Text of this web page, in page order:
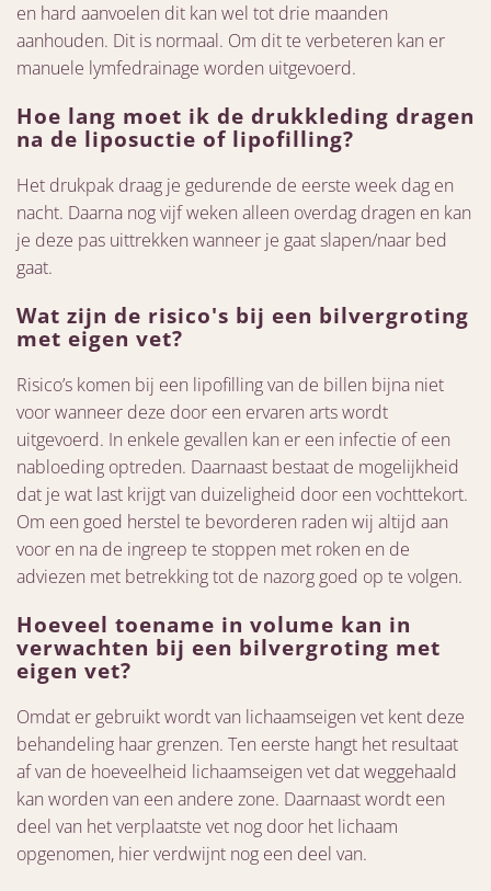
en hard aanvoelen dit kan wel tot drie maanden
aanhouden. Dit is normaal. Om dit te verbeteren kan er
manuele lymfedrainage worden uitgevoerd.
Hoe lang moet ik de drukkleding dragen
na de liposuctie of lipofilling?
Het drukpak draag je gedurende de eerste week dag en
nacht. Daarna nog vijf weken alleen overdag dragen en kan
je deze pas uittrekken wanneer je gaat slapen/naar bed
gaat.
Wat zijn de risico's bij een bilvergroting
met eigen vet?
Risico’s komen bij een lipofilling van de billen bijna niet
voor wanneer deze door een ervaren arts wordt
uitgevoerd. In enkele gevallen kan er een infectie of een
nabloeding optreden. Daarnaast bestaat de mogelijkheid
dat je wat last krijgt van duizeligheid door een vochttekort.
Om een goed herstel te bevorderen raden wij altijd aan
voor en na de ingreep te stoppen met roken en de
adviezen met betrekking tot de nazorg goed op te volgen.
Hoeveel toename in volume kan in
verwachten bij een bilvergroting met
eigen vet?
Omdat er gebruikt wordt van lichaamseigen vet kent deze
behandeling haar grenzen. Ten eerste hangt het resultaat
af van de hoeveelheid lichaamseigen vet dat weggehaald
kan worden van een andere zone. Daarnaast wordt een
deel van het verplaatste vet nog door het lichaam
opgenomen, hier verdwijnt nog een deel van.